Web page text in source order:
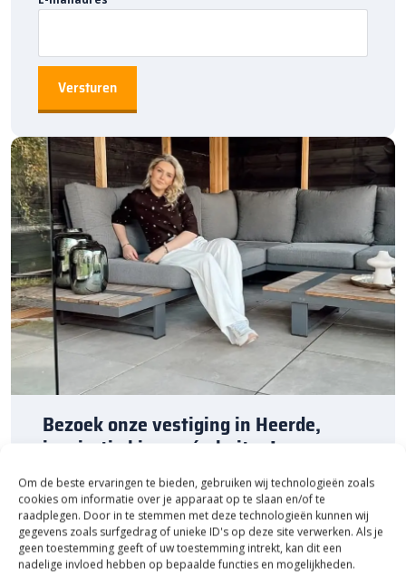
Om de beste ervaringen te bieden, gebruiken wij technologieën zoals
cookies om informatie over je apparaat op te slaan en/of te
raadplegen. Door in te stemmen met deze technologieën kunnen wij
gegevens zoals surfgedrag of unieke ID's op deze site verwerken. Als je
geen toestemming geeft of uw toestemming intrekt, kan dit een
nadelige invloed hebben op bepaalde functies en mogelijkheden.
De RING 68 Black heeft een diameter van 68 mm en is geschikt
voor grondspots met een diameter van 60 mm. Het
verwerkingsadvies van de LUNA grondspots te volgen, zodat de
verlichting optimaal tot zijn recht komt.
Kies je voor de in-lite RING 68 Black, dan kies je voor een
betrouwbare en hoogwaardige afwerkring die perfect past binnen
het verlichtingsassortiment vanBestratingsmarkt.com.
Bezoek onze vestiging in Heerde,
inspiratie binnen én buiten!
Laat je inspireren in ons 2.500 m² experience centre,
binnen én buiten. Hier ontdek je de nieuwste
bestratingstrends, zie je materialen in het echt en krijg
je, als je dat wilt, specialistisch advies van ons team.
Een rondje samen en de ideeën stromen vanzelf